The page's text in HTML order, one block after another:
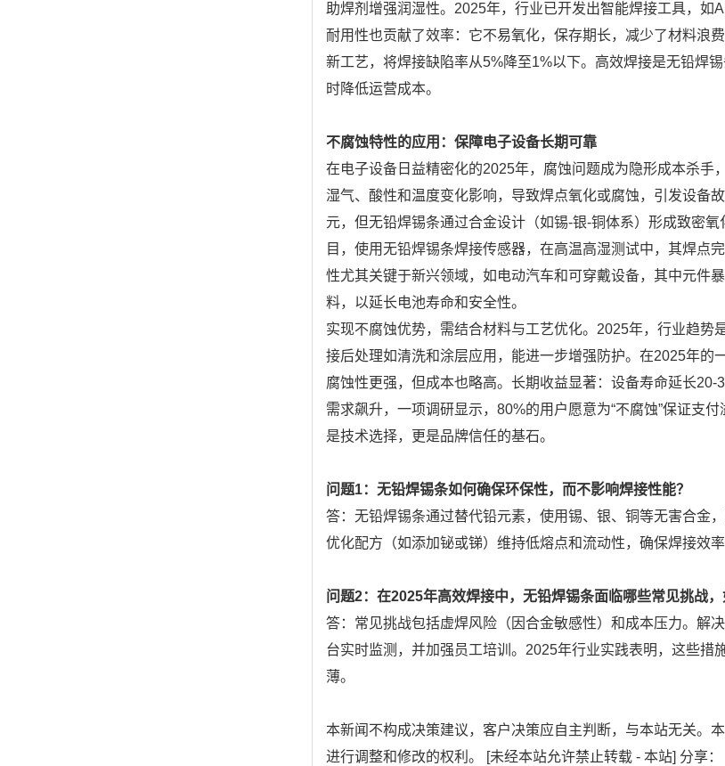
助焊剂增强润湿性。2025年，行业已开发出智能焊接工具，
耐用性也贡献了效率：它不易氧化，保存期长，减少了材料浪
新工艺，将焊接缺陷率从5%降至1%以下。高效焊接是无铅焊
时降低运营成本。
不腐蚀特性的应用：保障电子设备长期可靠
在电子设备日益精密化的2025年，腐蚀问题成为隐形成本杀手
湿气、酸性和温度变化影响，导致焊点氧化或腐蚀，引发设备
元，但无铅焊锡条通过合金设计（如锡-银-铜体系）形成致密
目，使用无铅焊锡条焊接传感器，在高温高湿测试中，其焊点
性尤其关键于新兴领域，如电动汽车和可穿戴设备，其中元件
料，以延长电池寿命和安全性。
实现不腐蚀优势，需结合材料与工艺优化。2025年，行业趋
接后处理如清洗和涂层应用，能进一步增强防护。在2025年
腐蚀性更强，但成本也略高。长期收益显著：设备寿命延长
需求飙升，一项调研显示，80%的用户愿意为“不腐蚀”保证支
是技术选择，更是品牌信任的基石。
问题1：无铅焊锡条如何确保环保性，而不影响焊接性能？
答：无铅焊锡条通过替代铅元素，使用锡、银、铜等无害合金
优化配方（如添加铋或锑）维持低熔点和流动性，确保焊接效
问题2：在2025年高效焊接中，无铅焊锡条面临哪些常见挑战，
答：常见挑战包括虚焊风险（因合金敏感性）和成本压力。解
台实时监测，并加强员工培训。2025年行业实践表明，这些
薄。
本新闻不构成决策建议，客户决策应自主判断，与本站无关。
进行调整和修改的权利。 [未经本站允许禁止转载 - 本站] 分享：